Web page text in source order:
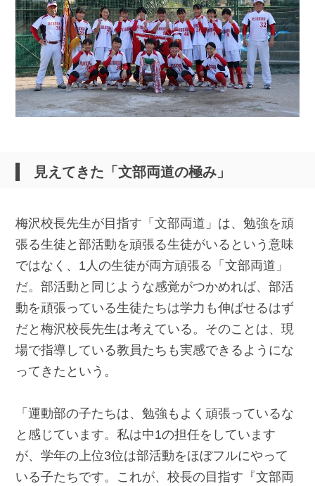
見えてきた「文部両道の極み」
梅沢校長先生が目指す「文部両道」は、勉強を頑
張る生徒と部活動を頑張る生徒がいるという意味
ではなく、1人の生徒が両方頑張る「文部両道」
だ。部活動と同じような感覚がつかめれば、部活
動を頑張っている生徒たちは学力も伸ばせるはず
だと梅沢校長先生は考えている。そのことは、現
場で指導している教員たちも実感できるようにな
ってきたという。
「運動部の子たちは、勉強もよく頑張っているな
と感じています。私は中1の担任をしています
が、学年の上位3位は部活動をほぼフルにやって
いる子たちです。これが、校長の目指す『文部両